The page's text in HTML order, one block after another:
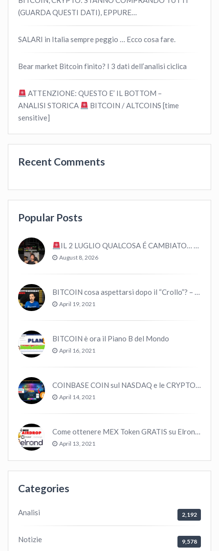
(GUARDA QUESTI DATI), EPPURE…
SALARI in Italia sempre peggio … Ecco cosa fare.
Bear market Bitcoin finito? I 3 dati dell’analisi ciclica
ATTENZIONE: QUESTO E’ IL BOTTOM –
ANALISI STORICA
BITCOIN / ALTCOINS [time
sensitive]
Recent Comments
Popular Posts
IL 2 LUGLIO QUALCOSA É CAMBIATO… #bitcoin #crypto #trading
August 8, 2026
BITCOIN cosa aspettarsi dopo il “Crollo”? – CryptoMonday NEWS w16/’21
April 19, 2021
BITCOIN è ora il Piano B del Mondo
April 16, 2021
COINBASE COIN sul NASDAQ e le CRYPTO volano!
April 14, 2021
Come ottenere MEX Token GRATIS su Elrond ?
April 13, 2021
Categories
Analisi 2,192
Notizie 9,578